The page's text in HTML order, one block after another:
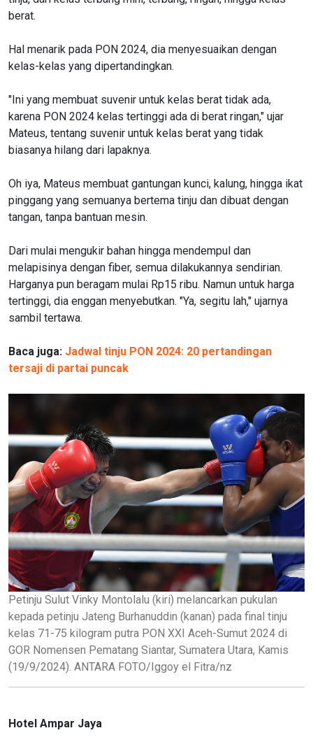
berat.
Hal menarik pada PON 2024, dia menyesuaikan dengan
kelas-kelas yang dipertandingkan.
"Ini yang membuat suvenir untuk kelas berat tidak ada,
karena PON 2024 kelas tertinggi ada di berat ringan," ujar
Mateus, tentang suvenir untuk kelas berat yang tidak
biasanya hilang dari lapaknya.
Oh iya, Mateus membuat gantungan kunci, kalung, hingga ikat
pinggang yang semuanya bertema tinju dan dibuat dengan
tangan, tanpa bantuan mesin.
Dari mulai mengukir bahan hingga mendempul dan
melapisinya dengan fiber, semua dilakukannya sendirian.
Harganya pun beragam mulai Rp15 ribu. Namun untuk harga
tertinggi, dia enggan menyebutkan. "Ya, segitu lah," ujarnya
sambil tertawa.
Baca juga: Jadwal tinju PON 2024: 20 pertandingan
tersaji di partai puncak
Petinju Sulut Vinky Montolalu (kiri) melancarkan pukulan
kepada petinju Jateng Burhanuddin (kanan) pada final tinju
kelas 71-75 kilogram putra PON XXI Aceh-Sumut 2024 di
GOR Nomensen Pematang Siantar, Sumatera Utara, Kamis
(19/9/2024). ANTARA FOTO/Iggoy el Fitra/nz
Hotel Ampar Jaya